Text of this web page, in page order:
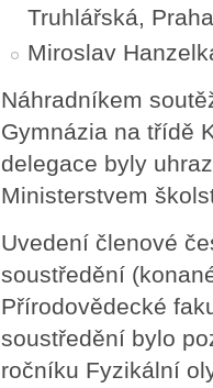
Truhlářská,
Miroslav
Náhradníkem
Gymnázia na třídě
delegace byly
Ministerstvem
Uvedení členové
soustředění
Přírodovědecké
soustředění bylo
ročníku Fyzikální